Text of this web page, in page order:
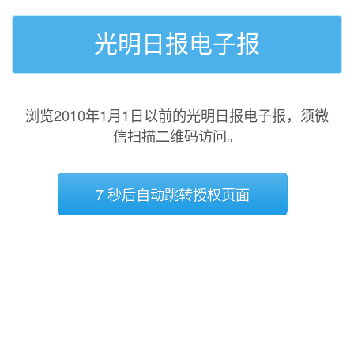
光明日报电子报
浏览2010年1月1日以前的光明日报电子报，须微
信扫描二维码访问。
7 秒后自动跳转授权页面